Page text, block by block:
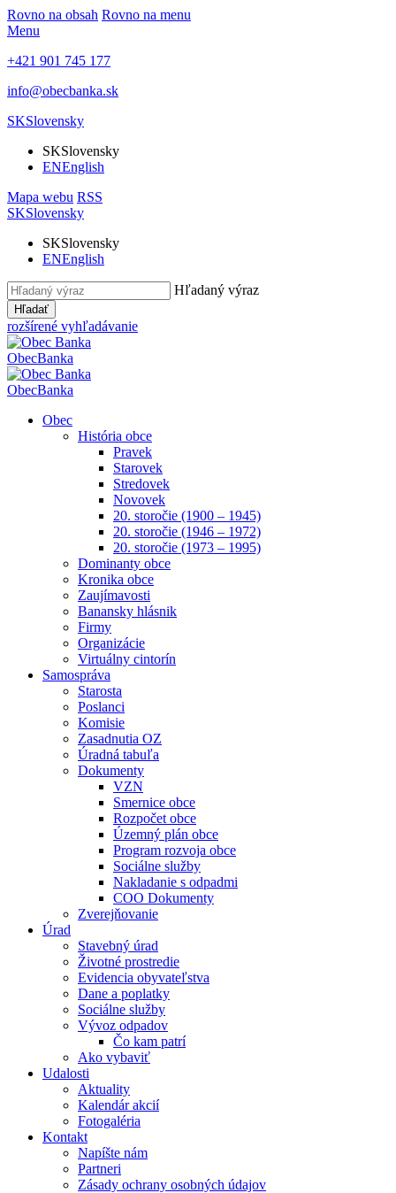
Rovno na obsah Rovno na menu
Menu
+421 901 745 177
info@obecbanka.sk
SKSlovensky
SKSlovensky
ENEnglish
Mapa webu RSS
SKSlovensky
SKSlovensky
ENEnglish
Hľadaný výraz
Hľadať
rozšírené vyhľadávanie
ObecBanka
ObecBanka
Obec
História obce
Pravek
Starovek
Stredovek
Novovek
20. storočie (1900 – 1945)
20. storočie (1946 – 1972)
20. storočie (1973 – 1995)
Dominanty obce
Kronika obce
Zaujímavosti
Banansky hlásnik
Firmy
Organizácie
Virtuálny cintorín
Samospráva
Starosta
Poslanci
Komisie
Zasadnutia OZ
Úradná tabuľa
Dokumenty
VZN
Smernice obce
Rozpočet obce
Územný plán obce
Program rozvoja obce
Sociálne služby
Nakladanie s odpadmi
COO Dokumenty
Zverejňovanie
Úrad
Stavebný úrad
Životné prostredie
Evidencia obyvateľstva
Dane a poplatky
Sociálne služby
Vývoz odpadov
Čo kam patrí
Ako vybaviť
Udalosti
Aktuality
Kalendár akcií
Fotogaléria
Kontakt
Napíšte nám
Partneri
Zásady ochrany osobných údajov